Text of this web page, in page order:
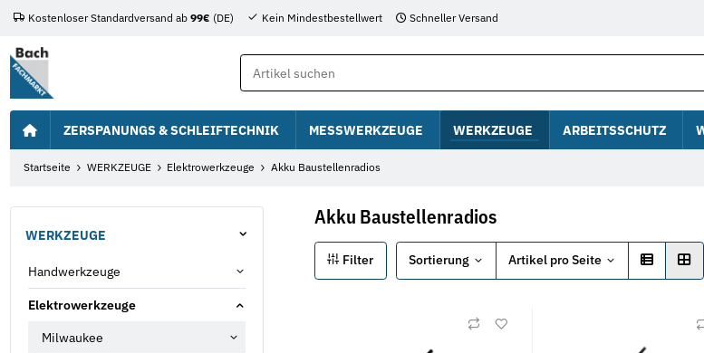
Kostenloser Standardversand ab 99€ (DE) Kein Mindestbestellwert Schneller Versand
ZERSPANUNGS & SCHLEIFTECHNIK MESSWERKZEUGE WERKZEUGE ARBEITSSCHUTZ
Startseite WERKZEUGE Elektrowerkzeuge Akku Baustellenradios
Akku Baustellenradios
Filter Sortierung Artikel pro Seite
WERKZEUGE
Handwerkzeuge
Elektrowerkzeuge
Milwaukee